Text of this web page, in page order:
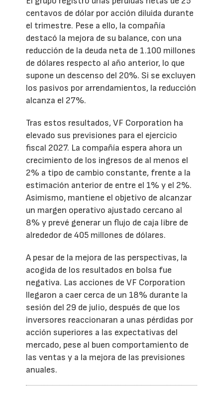
centavos de dólar por acción diluida durante
el trimestre. Pese a ello, la compañía
destacó la mejora de su balance, con una
reducción de la deuda neta de 1.100 millones
de dólares respecto al año anterior, lo que
supone un descenso del 20%. Si se excluyen
los pasivos por arrendamientos, la reducción
alcanza el 27%.
Tras estos resultados, VF Corporation ha
elevado sus previsiones para el ejercicio
fiscal 2027. La compañía espera ahora un
crecimiento de los ingresos de al menos el
2% a tipo de cambio constante, frente a la
estimación anterior de entre el 1% y el 2%.
Asimismo, mantiene el objetivo de alcanzar
un margen operativo ajustado cercano al
8% y prevé generar un flujo de caja libre de
alrededor de 405 millones de dólares.
A pesar de la mejora de las perspectivas, la
acogida de los resultados en bolsa fue
negativa. Las acciones de VF Corporation
llegaron a caer cerca de un 18% durante la
sesión del 29 de julio, después de que los
inversores reaccionaran a unas pérdidas por
acción superiores a las expectativas del
mercado, pese al buen comportamiento de
las ventas y a la mejora de las previsiones
anuales.